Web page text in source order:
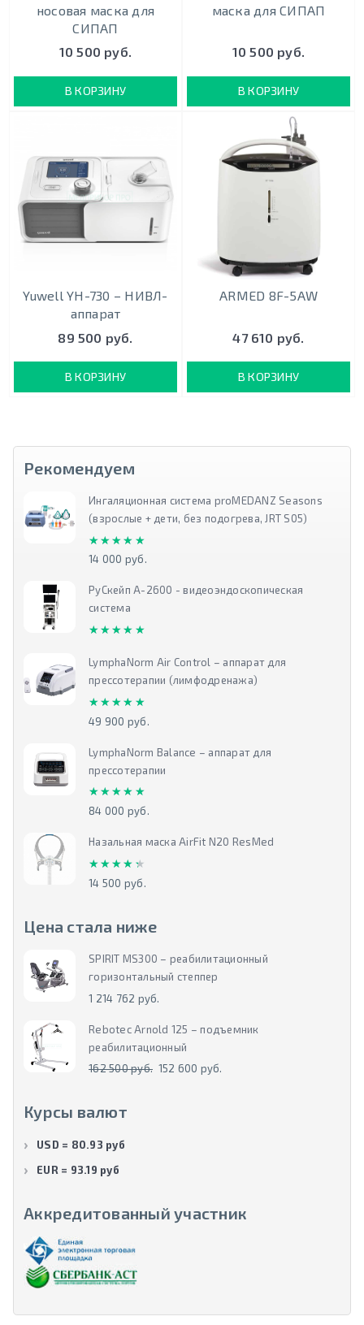
носовая маска для
СИПАП
10 500 руб.
В КОРЗИНУ
маска для СИПАП
10 500 руб.
В КОРЗИНУ
Yuwell YH-730 – НИВЛ-
аппарат
89 500 руб.
В КОРЗИНУ
ARMED 8F-5AW
47 610 руб.
В КОРЗИНУ
Рекомендуем
Ингаляционная система proMEDANZ Seasons
(взрослые + дети, без подогрева, JRT S05)
★★★★★
★★★★★
14 000 руб.
РуСкейп А-2600 - видеоэндоскопическая
система
★★★★★
★★★★★
LymphaNorm Air Control – аппарат для
прессотерапии (лимфодренажа)
★★★★★
★★★★★
49 900 руб.
LymphaNorm Balance – аппарат для
прессотерапии
★★★★★
★★★★★
84 000 руб.
Назальная маска AirFit N20 ResMed
★★★★★
★★★★★
14 500 руб.
Цена стала ниже
SPIRIT MS300 – реабилитационный
горизонтальный степпер
1 214 762 руб.
Rebotec Arnold 125 – подъемник
реабилитационный
162 500 руб. 152 600 руб.
Курсы валют
USD = 80.93 руб
EUR = 93.19 руб
Аккредитованный участник